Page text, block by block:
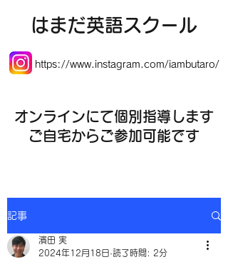
​はまだ英語スクール
https://www.instagram.com/iambutaro/
オンラインにて個別指導します
​ご自宅からご参加可能です
記事
濱田 実
2024年12月18日 読了時間: 2分